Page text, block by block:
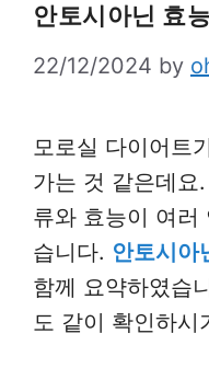
안토시아닌 효
22/12/2024 by
모로실 다이어트
가는 것 같은데요
류와 효능이 여러
습니다. 안토시아
함께 요약하였습
도 같이 확인하시